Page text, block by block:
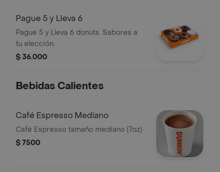
Pague 5 y Lleva 6
Pague 5 y Lleva 6 donuts. Sabores a
tu elección.
$ 36.000
Bebidas Calientes
Café Espresso Mediano
Café Espresso tamaño mediano (7oz)
$ 7500